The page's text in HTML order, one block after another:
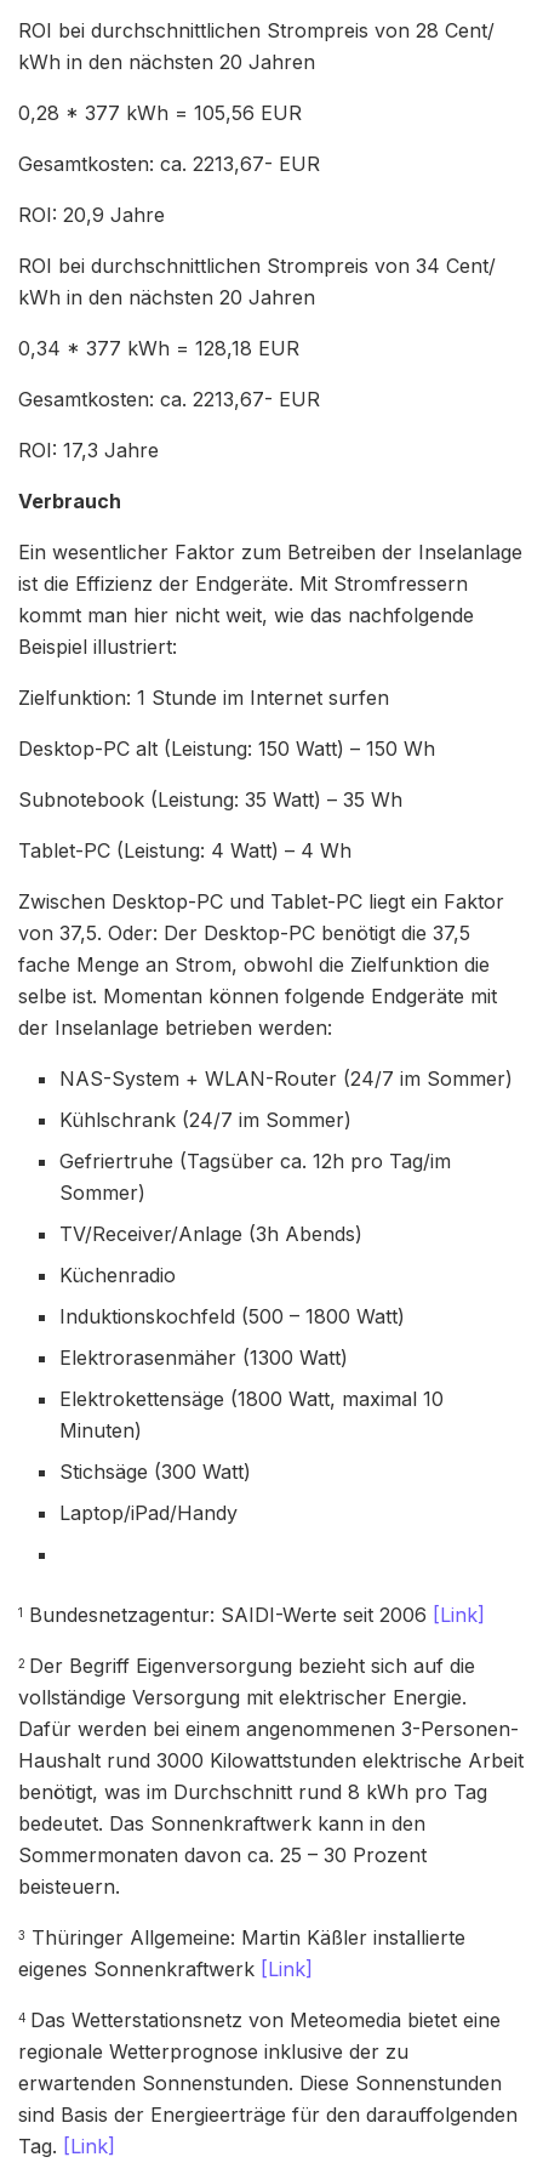
ROI bei durchschnittlichen Strompreis von 28 Cent/
kWh in den nächsten 20 Jahren
0,28 * 377 kWh = 105,56 EUR
Gesamtkosten: ca. 2213,67- EUR
ROI: 20,9 Jahre
ROI bei durchschnittlichen Strompreis von 34 Cent/
kWh in den nächsten 20 Jahren
0,34 * 377 kWh = 128,18 EUR
Gesamtkosten: ca. 2213,67- EUR
ROI: 17,3 Jahre
Verbrauch
Ein wesentlicher Faktor zum Betreiben der Inselanlage
ist die Effizienz der Endgeräte. Mit Stromfressern
kommt man hier nicht weit, wie das nachfolgende
Beispiel illustriert:
Zielfunktion: 1 Stunde im Internet surfen
Desktop-PC alt (Leistung: 150 Watt) – 150 Wh
Subnotebook (Leistung: 35 Watt) – 35 Wh
Tablet-PC (Leistung: 4 Watt) – 4 Wh
Zwischen Desktop-PC und Tablet-PC liegt ein Faktor
von 37,5. Oder: Der Desktop-PC benötigt die 37,5
fache Menge an Strom, obwohl die Zielfunktion die
selbe ist. Momentan können folgende Endgeräte mit
der Inselanlage betrieben werden:
NAS-System + WLAN-Router (24/7 im Sommer)
Kühlschrank (24/7 im Sommer)
Gefriertruhe (Tagsüber ca. 12h pro Tag/im
Sommer)
TV/Receiver/Anlage (3h Abends)
Küchenradio
Induktionskochfeld (500 – 1800 Watt)
Elektrorasenmäher (1300 Watt)
Elektrokettensäge (1800 Watt, maximal 10
Minuten)
Stichsäge (300 Watt)
Laptop/iPad/Handy
1 Bundesnetzagentur: SAIDI-Werte seit 2006 [Link]
2 Der Begriff Eigenversorgung bezieht sich auf die
vollständige Versorgung mit elektrischer Energie.
Dafür werden bei einem angenommenen 3-Personen-
Haushalt rund 3000 Kilowattstunden elektrische Arbeit
benötigt, was im Durchschnitt rund 8 kWh pro Tag
bedeutet. Das Sonnenkraftwerk kann in den
Sommermonaten davon ca. 25 – 30 Prozent
beisteuern.
3 Thüringer Allgemeine: Martin Käßler installierte
eigenes Sonnenkraftwerk [Link]
4 Das Wetterstationsnetz von Meteomedia bietet eine
regionale Wetterprognose inklusive der zu
erwartenden Sonnenstunden. Diese Sonnenstunden
sind Basis der Energieerträge für den darauffolgenden
Tag. [Link]